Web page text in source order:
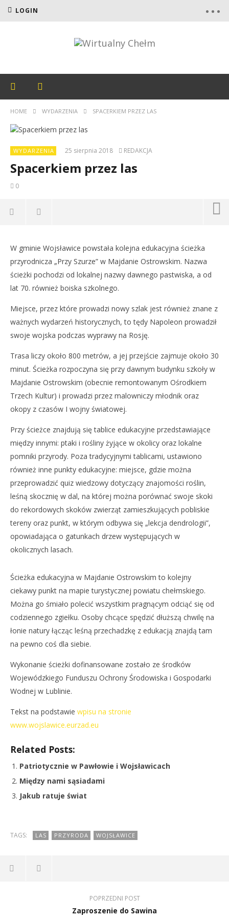
LOGIN
HOME WYDARZENIA SPACERKIEM PRZEZ LAS
WYDARZENIA 25 sierpnia 2018 REDAKCJA
Spacerkiem przez las
0
Spacerkiem przez las
25
sierpnia
2018
REDAKCJA
W gminie Wojsławice powstała kolejna edukacyjna ścieżka
przyrodnicza „Przy Szurze” w Majdanie Ostrowskim. Nazwa
ścieżki pochodzi od lokalnej nazwy dawnego pastwiska, a od
lat 70. również boiska szkolnego.
Miejsce, przez które prowadzi nowy szlak jest również znane z
ważnych wydarzeń historycznych, to tędy Napoleon prowadził
swoje wojska podczas wyprawy na Rosję.
Trasa liczy około 800 metrów, a jej przejście zajmuje około 30
minut. Ścieżka rozpoczyna się przy dawnym budynku szkoły w
Majdanie Ostrowskim (obecnie remontowanym Ośrodkiem
Trzech Kultur) i prowadzi przez malowniczy młodnik oraz
okopy z czasów I wojny światowej.
Przy ścieżce znajdują się tablice edukacyjne przedstawiające
między innymi: ptaki i rośliny żyjące w okolicy oraz lokalne
pomniki przyrody. Poza tradycyjnymi tablicami, ustawiono
również inne punkty edukacyjne: miejsce, gdzie można
przeprowadzić quiz wiedzowy dotyczący znajomości roślin,
leśną skocznię w dal, na której można porównać swoje skoki
do rekordowych skoków zwierząt zamieszkujących pobliskie
tereny oraz punkt, w którym odbywa się „lekcja dendrologii”,
opowiadająca o gatunkach drzew występujących w
okolicznych lasach.
Ścieżka edukacyjna w Majdanie Ostrowskim to kolejny
ciekawy punkt na mapie turystycznej powiatu chełmskiego.
Można go śmiało polecić wszystkim pragnącym odciąć się od
codziennego zgiełku. Osoby chcące spędzić dłuższą chwilę na
łonie natury łącząc leśną przechadzkę z edukacją znajdą tam
na pewno coś dla siebie.
Wykonanie ścieżki dofinansowane zostało ze środków
Wojewódzkiego Funduszu Ochrony Środowiska i Gospodarki
Wodnej w Lublinie.
Tekst na podstawie wpisu na stronie
www.wojslawice.eurzad.eu
Related Posts:
Patriotycznie w Pawłowie i Wojsławicach
Między nami sąsiadami
Jakub ratuje świat
TAGS: LAS PRZYRODA WOJSŁAWICE
POPRZEDNI POST
Zaproszenie do Sawina